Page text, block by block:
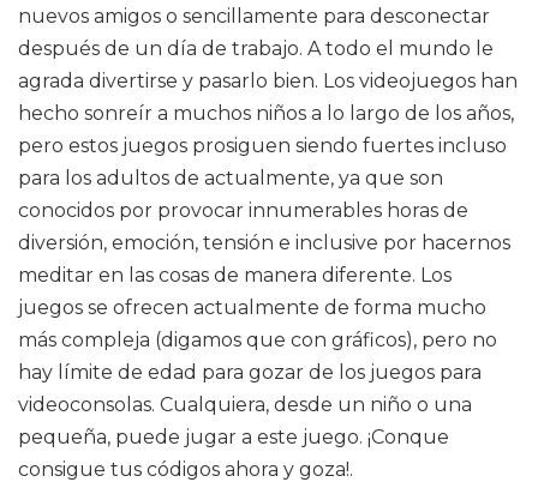
nuevos amigos o sencillamente para desconectar
después de un día de trabajo. A todo el mundo le
agrada divertirse y pasarlo bien. Los videojuegos han
hecho sonreír a muchos niños a lo largo de los años,
pero estos juegos prosiguen siendo fuertes incluso
para los adultos de actualmente, ya que son
conocidos por provocar innumerables horas de
diversión, emoción, tensión e inclusive por hacernos
meditar en las cosas de manera diferente. Los
juegos se ofrecen actualmente de forma mucho
más compleja (digamos que con gráficos), pero no
hay límite de edad para gozar de los juegos para
videoconsolas. Cualquiera, desde un niño o una
pequeña, puede jugar a este juego. ¡Conque
consigue tus códigos ahora y goza!.